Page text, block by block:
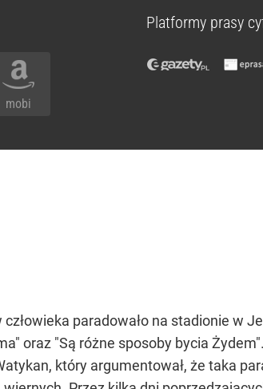
mobi
Platformy prasy
paradowało na stadionie w
oraz "Są różne sposoby bycia
który argumentował, że taka